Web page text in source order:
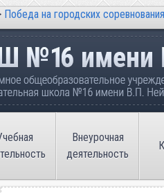
Победа на городских
Внеурочная
деятельность